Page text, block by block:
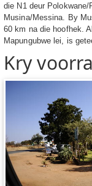
die N1 deur
Musina/Messina. By
60 km na die hoofhek.
Mapungubwe lei, is
Kry